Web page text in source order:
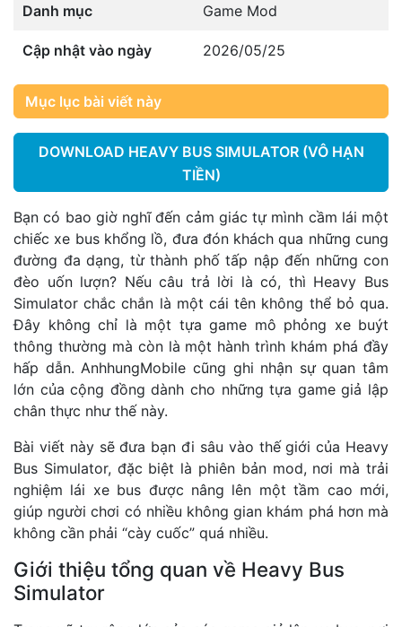
Danh mục Game Mod
Cập nhật vào ngày 2026/05/25
Mục lục bài viết này
DOWNLOAD HEAVY BUS SIMULATOR (VÔ HẠN
TIỀN)
Bạn có bao giờ nghĩ đến cảm giác tự mình cầm lái một
chiếc xe bus khổng lồ, đưa đón khách qua những cung
đường đa dạng, từ thành phố tấp nập đến những con
đèo uốn lượn? Nếu câu trả lời là có, thì Heavy Bus
Simulator chắc chắn là một cái tên không thể bỏ qua.
Đây không chỉ là một tựa game mô phỏng xe buýt
thông thường mà còn là một hành trình khám phá đầy
hấp dẫn. AnhhungMobile cũng ghi nhận sự quan tâm
lớn của cộng đồng dành cho những tựa game giả lập
chân thực như thế này.
Bài viết này sẽ đưa bạn đi sâu vào thế giới của Heavy
Bus Simulator, đặc biệt là phiên bản mod, nơi mà trải
nghiệm lái xe bus được nâng lên một tầm cao mới,
giúp người chơi có nhiều không gian khám phá hơn mà
không cần phải “cày cuốc” quá nhiều.
Giới thiệu tổng quan về Heavy Bus
Simulator